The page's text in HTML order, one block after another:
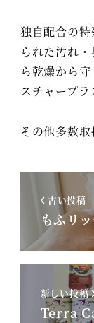
独自配合の
られた汚れ
ら乾燥から
スチャープラ
その他多数取
古い投稿
もふリ
新しい投稿
Terra